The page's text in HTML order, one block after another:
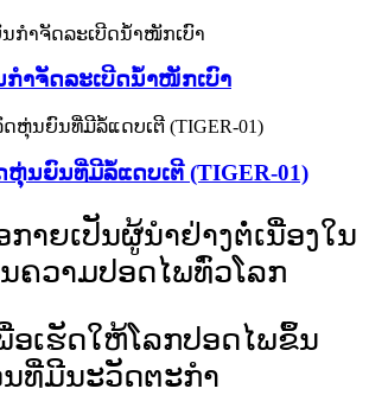
ຳຈັດລະເບີດນ້ຳໜັກເບົາ
ຫຸ່ນຍົນທີ່ມີລໍ້ແດບເຕີ (TIGER-01)
ກາຍເປັນຜູ້ນໍາຢ່າງຕໍ່ເນື່ອງໃນ
ຄວາມປອດໄພທົ່ວໂລກ
ອເຮັດໃຫ້ໂລກປອດໄພຂຶ້ນ
ທີ່ມີນະວັດຕະກໍາ